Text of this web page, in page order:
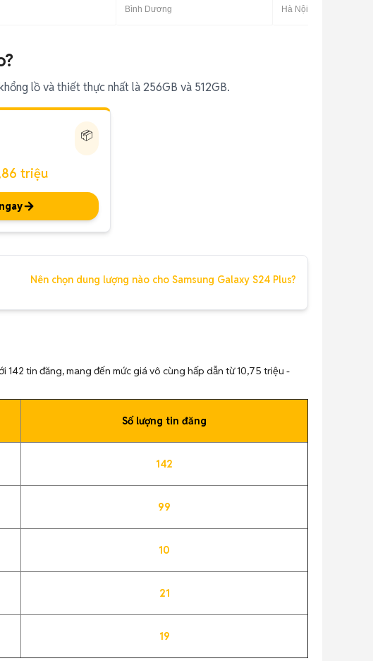
Bình Dương Hà Nội
lồ và thiết thực nhất là 256GB và 512GB.
📦
triệu
Nên chọn dung lượng nào cho Samsung Galaxy S24 Plus?
tin đăng, mang đến mức giá vô cùng hấp dẫn từ 10,75 triệu -
Số lượng tin đăng
142
99
10
21
19